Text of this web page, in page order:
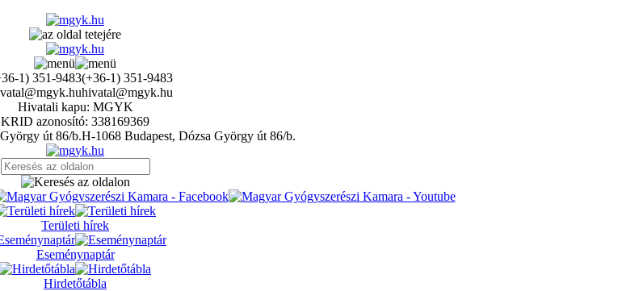
(+36-1) 351-9483
hivatal@mgyk.hu
Hivatali kapu: MGYK
KRID azonosító: 338169369
H-1068 Budapest, Dózsa György út 86/b.
Területi hírek
Eseménynaptár
Hirdetőtábla